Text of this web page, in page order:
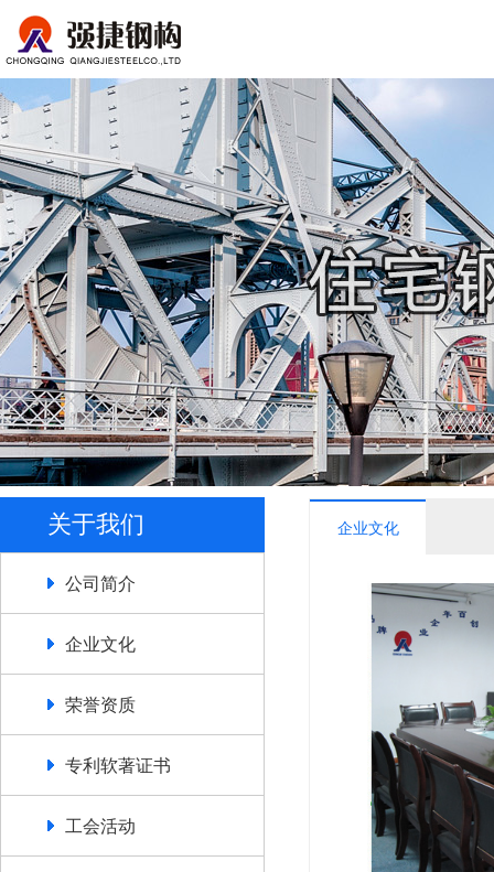
关于我们
公司简介
企业文化
荣誉资质
专利软著证书
工会活动
企业文化